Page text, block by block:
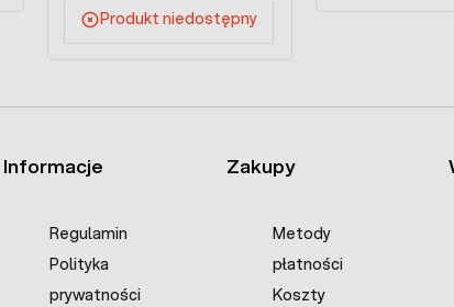
Produkt niedostępny
Informacje
Regulamin
Polityka
prywatności
Zakupy
Metody
płatności
Koszty